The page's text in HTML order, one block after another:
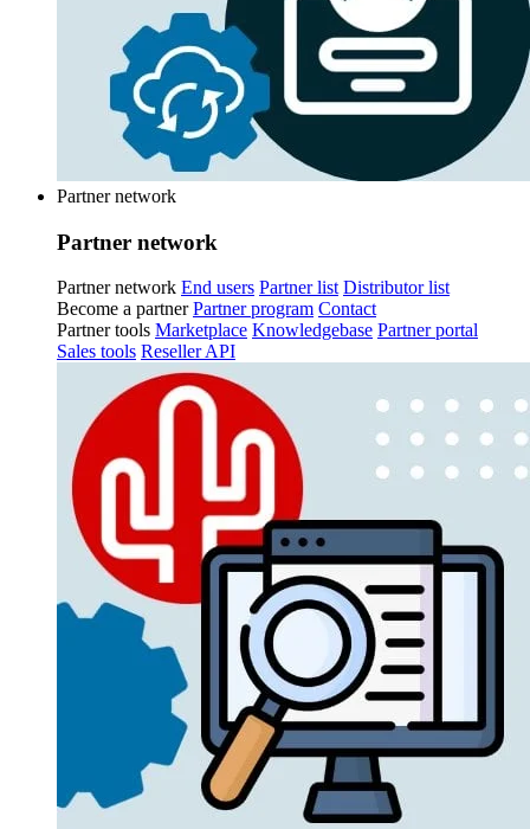
Partner network
Partner network
Partner network End users Partner list Distributor list
Become a partner Partner program Contact
Partner tools Marketplace Knowledgebase Partner portal
Sales tools Reseller API